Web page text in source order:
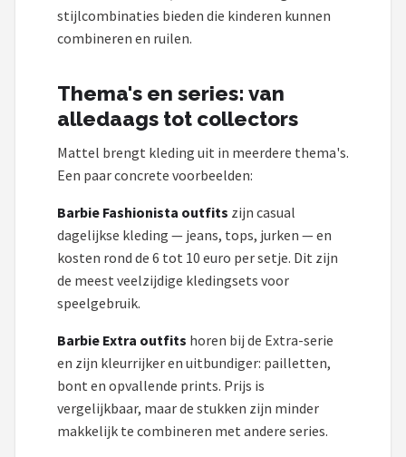
stijlcombinaties bieden die kinderen kunnen
combineren en ruilen.
Thema's en series: van
alledaags tot collectors
Mattel brengt kleding uit in meerdere thema's.
Een paar concrete voorbeelden:
Barbie Fashionista outfits zijn casual
dagelijkse kleding — jeans, tops, jurken — en
kosten rond de 6 tot 10 euro per setje. Dit zijn
de meest veelzijdige kledingsets voor
speelgebruik.
Barbie Extra outfits horen bij de Extra-serie
en zijn kleurrijker en uitbundiger: pailletten,
bont en opvallende prints. Prijs is
vergelijkbaar, maar de stukken zijn minder
makkelijk te combineren met andere series.